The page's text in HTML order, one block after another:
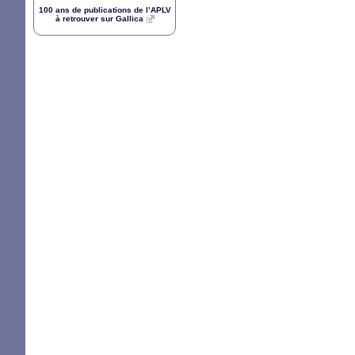
100 ans de publications de l’APLV
à retrouver sur Gallica